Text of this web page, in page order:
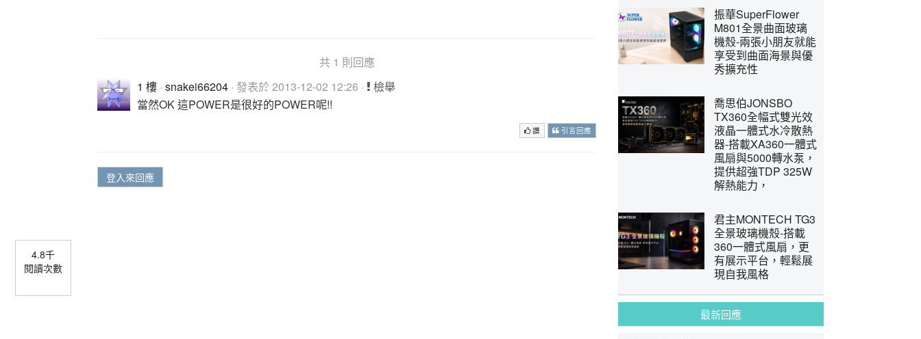
4.8千
閱讀次數
共 1 則回應
1 樓 · snakei66204 · 發表於 2013-12-02 12:26 ·
檢舉
當然OK 這POWER是很好的POWER呢!!
讚 引言回應
登入來回應
振華SuperFlower
M801全景曲面玻璃
機殼-兩張小朋友就能
享受到曲面海景與優
秀擴充性
喬思伯JONSBO
TX360全幅式雙光效
液晶一體式水冷散熱
器-搭載XA360一體式
風扇與5000轉水泵，
提供超強TDP 325W
解熱能力，
君主MONTECH TG3
全景玻璃機殼-搭載
360一體式風扇，更
有展示平台，輕鬆展
現自我風格
最新回應